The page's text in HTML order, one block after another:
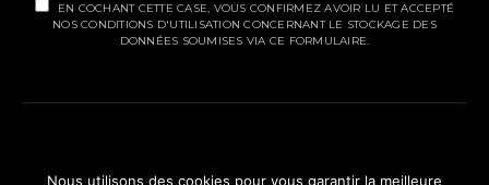
EN COCHANT CETTE CASE, VOUS CONFIRMEZ AVOIR LU ET ACCEPTÉ
NOS CONDITIONS D'UTILISATION CONCERNANT LE STOCKAGE DES
DONNÉES SOUMISES VIA CE FORMULAIRE.
MENTIONS LÉGALES
Nous utilisons des cookies pour vous garantir la meilleure